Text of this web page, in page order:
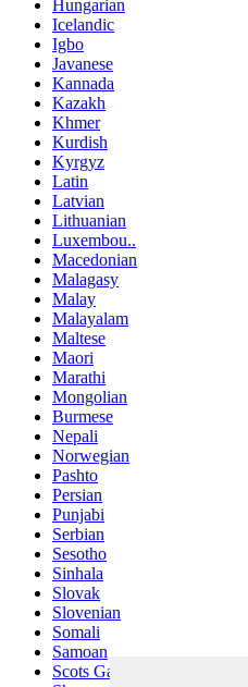
Hungarian
Icelandic
Igbo
Javanese
Kannada
Kazakh
Khmer
Kurdish
Kyrgyz
Latin
Latvian
Lithuanian
Luxembou..
Macedonian
Malagasy
Malay
Malayalam
Maltese
Maori
Marathi
Mongolian
Burmese
Nepali
Norwegian
Pashto
Persian
Punjabi
Serbian
Sesotho
Sinhala
Slovak
Slovenian
Somali
Samoan
Scots Gaelic